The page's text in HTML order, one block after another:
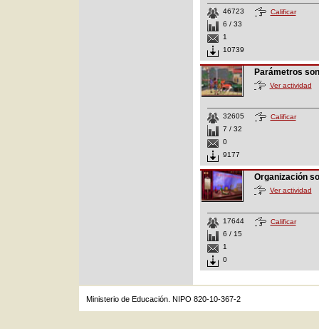
46723
6 / 33
1
10739
Calificar
Parámetros
Ver actividad
32605
7 / 32
0
9177
Calificar
Organización
Ver actividad
17644
6 / 15
1
0
Calificar
Ministerio de Educación. NIPO 820-10-367-2